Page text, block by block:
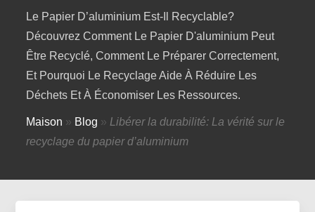
Le Papier D’aluminium Est-Il Recyclable?
Découvrez Comment Le Papier D'aluminium Peut
Être Recyclé, Comment Le Préparer Correctement,
Et Pourquoi Le Recyclage Aide À Réduire Les
Déchets Et À Économiser Les Ressources.
Maison » Blog » Libérer la durabilité: La vérité sur le
recyclage du papier d’aluminium